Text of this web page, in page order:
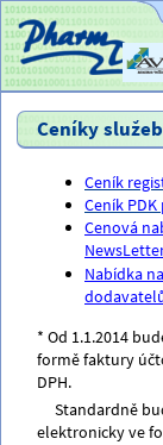
Titulní strana AVEL
Ceníky služeb
Ceník
Ceník
Cenová
Nabídka
* Od 1.1.2014
formě faktury
DPH.
Standardně
elektronicky ve